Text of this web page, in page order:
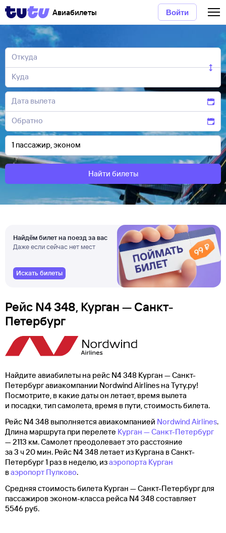
Авиабилеты Войти
Найти билеты
Найдём билет на поезд за вас
Даже если сейчас нет мест
Искать билеты
Рейс N4 348, Курган — Санкт-
Петербург
Найдите авиабилеты на рейс N4 348 Курган — Санкт-
Петербург авиакомпании Nordwind Airlines на Туту.ру!
Посмотрите, в какие даты он летает, время вылета
и посадки, тип самолета, время в пути, стоимость билета.
Рейс N4 348 выполняется авиакомпанией Nordwind Airlines.
Длина маршрута при перелете Курган — Санкт-Петербург
— 2113 км. Самолет преодолевает это расстояние
за 3 ч 20 мин. Рейс N4 348 летает из Кургана в Санкт-
Петербург 1 раз в неделю, изаэропорта Курган
ваэропорт Пулково.
Средняя стоимость билета Курган — Санкт-Петербург для
пассажиров эконом-класса рейса N4 348 составляет
5546 руб.